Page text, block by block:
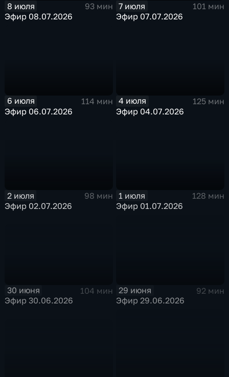
8 июля
93 мин
Эфир 08.07.2026
7 июля
101 мин
Эфир 07.07.2026
6 июля
114 мин
Эфир 06.07.2026
4 июля
125 мин
Эфир 04.07.2026
2 июля
98 мин
Эфир 02.07.2026
1 июля
128 мин
Эфир 01.07.2026
30 июня
104 мин
Эфир 30.06.2026
29 июня
92 мин
Эфир 29.06.2026